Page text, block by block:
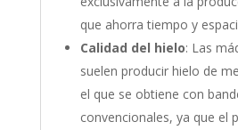
que ahorra tiempo y
Calidad del hielo: Las
suelen producir hielo de
el que se obtiene con
convencionales, ya que el